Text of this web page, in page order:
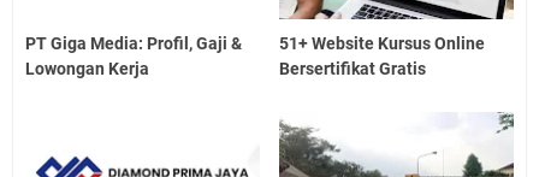
PT Giga Media: Profil, Gaji &
Lowongan Kerja
51+ Website Kursus Online
Bersertifikat Gratis